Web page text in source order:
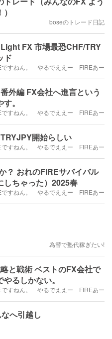
boseのトレード日記
FX 市場最恐CHF/TRY
ド
ですねん。 やるでええー FIREあー
外編 FX会社へ進言という
。
ですねん。 やるでええー FIREあー
開始らしい
ですねん。 やるでええー FIREあー
？ おれのFIREサバイバル
しちゃった）2025春
ですねん。 やるでええー FIREあー
為替で塾代稼ぎたい!
と戦術 ベストのFX会社で
るしかない。
ですねん。 やるでええー FIREあー
へ引越し